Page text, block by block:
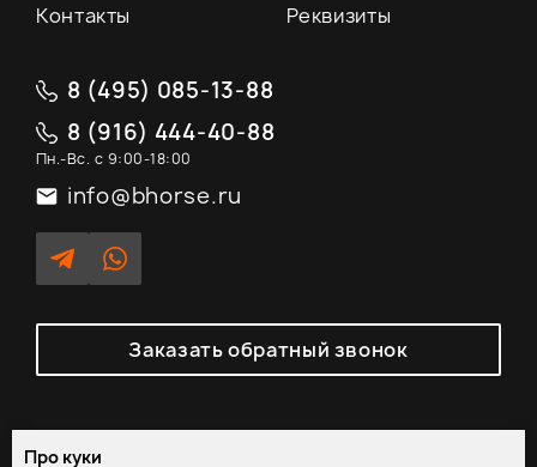
Контакты
Реквизиты
8 (495) 085-13-88
8 (916) 444-40-88
Пн.-Вс. с 9:00-18:00
info@bhorse.ru
Заказать обратный звонок
Политика обработки персональных данных
Про куки